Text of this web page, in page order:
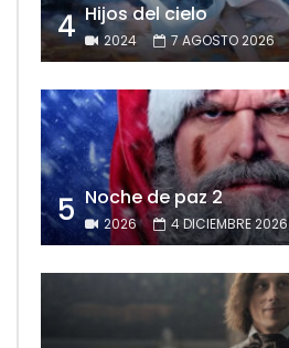
4 Hijos del cielo
2024 7 AGOSTO 2026
5 Noche de paz 2
2026 4 DICIEMBRE 2026